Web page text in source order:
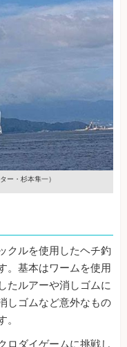
ー・杉本隼一）
クルを使用したヘチ釣
。基本はワームを使用
たルアーや消しゴムに
しゴムなど意外なもの
ロダイゲームに挑戦し